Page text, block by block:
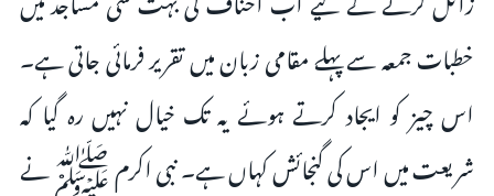
خطبات جمعہ سے پہلے مقامی زبان میں تقریر فرمائی جاتی ہے۔
اس چیز کو ایجاد کرتے ہوئے یہ تک خیال نہیں رہ گیا کہ
شریعت میں اس کی گنجائش کہاں ہے۔ نبی اکرم ﷺ نے